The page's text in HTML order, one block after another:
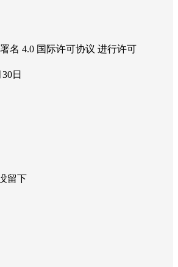
名 4.0 国际许可协议 进行许可
日
留下